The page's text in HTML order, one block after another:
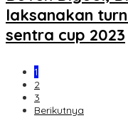
laksanakan
sentra cup 2023
1
2
3
Berikutnya